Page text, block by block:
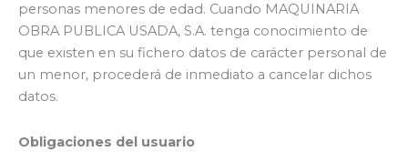
personas menores de edad. Cuando MAQUINARIA
OBRA PUBLICA USADA, S.A. tenga conocimiento de
que existen en su fichero datos de carácter personal de
un menor, procederá de inmediato a cancelar dichos
datos.
Obligaciones del usuario